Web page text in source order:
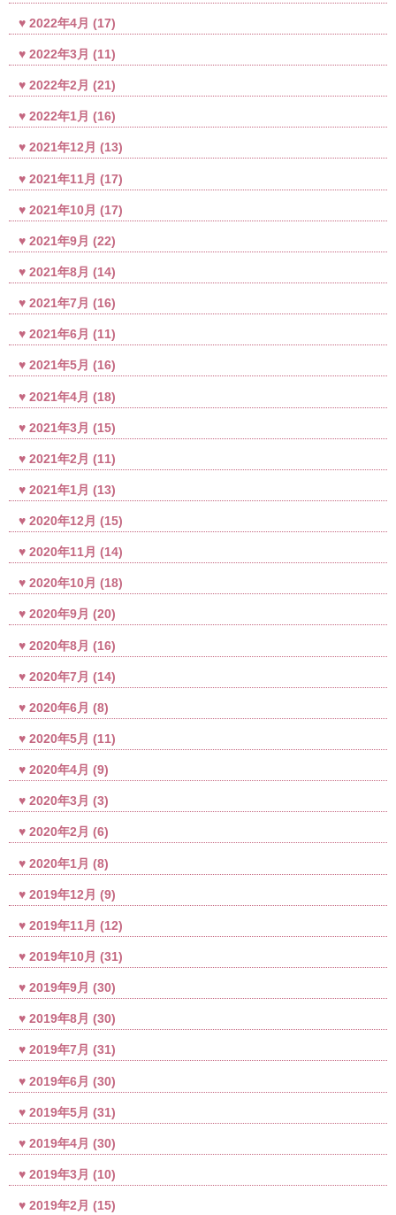
2022年4月 (17)
2022年3月 (11)
2022年2月 (21)
2022年1月 (16)
2021年12月 (13)
2021年11月 (17)
2021年10月 (17)
2021年9月 (22)
2021年8月 (14)
2021年7月 (16)
2021年6月 (11)
2021年5月 (16)
2021年4月 (18)
2021年3月 (15)
2021年2月 (11)
2021年1月 (13)
2020年12月 (15)
2020年11月 (14)
2020年10月 (18)
2020年9月 (20)
2020年8月 (16)
2020年7月 (14)
2020年6月 (8)
2020年5月 (11)
2020年4月 (9)
2020年3月 (3)
2020年2月 (6)
2020年1月 (8)
2019年12月 (9)
2019年11月 (12)
2019年10月 (31)
2019年9月 (30)
2019年8月 (30)
2019年7月 (31)
2019年6月 (30)
2019年5月 (31)
2019年4月 (30)
2019年3月 (10)
2019年2月 (15)